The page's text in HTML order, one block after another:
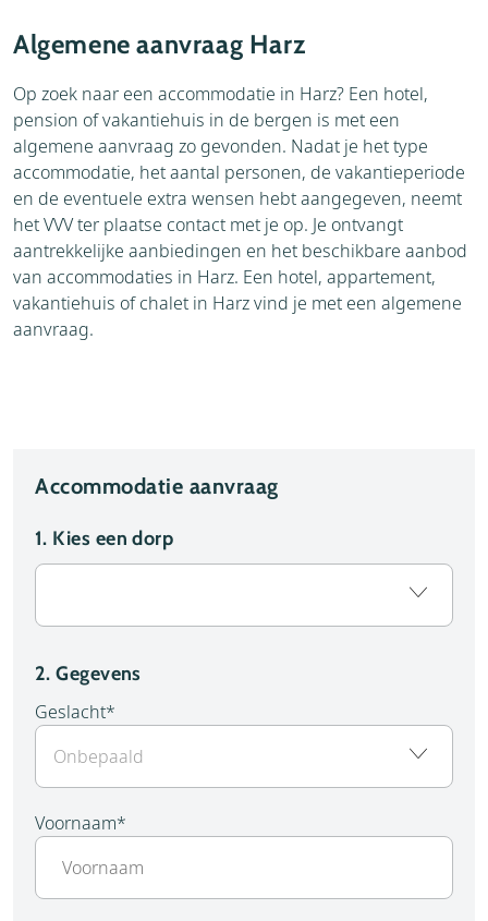
Weer
Brochure
Algemene aanvraag Harz
Op zoek naar een accommodatie in Harz? Een hotel,
pension of vakantiehuis in de bergen is met een
algemene aanvraag zo gevonden. Nadat je het type
accommodatie, het aantal personen, de vakantieperiode
en de eventuele extra wensen hebt aangegeven, neemt
het VVV ter plaatse contact met je op. Je ontvangt
aantrekkelijke aanbiedingen en het beschikbare aanbod
van accommodaties in Harz. Een hotel, appartement,
vakantiehuis of chalet in Harz vind je met een algemene
aanvraag.
Accommodatie aanvraag
1. Kies een dorp
2. Gegevens
Geslacht*
Voornaam*